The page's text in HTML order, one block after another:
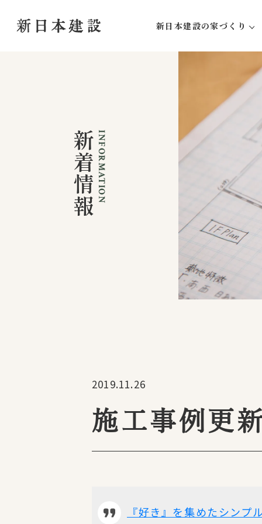
新日本建設の家づくり
新日本建設にしかできな
新着情報
2019.11.26
施工事例更新
『好き』を集めたシンプ